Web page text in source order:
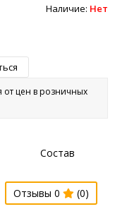
Наличие: Нет
от цен в розничных
Состав
Отзывы 0 (0)